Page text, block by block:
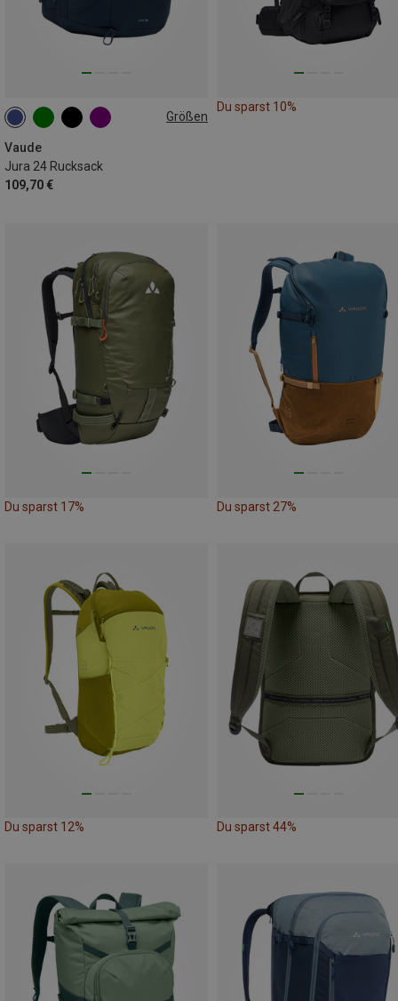
Größen
Vaude
Jura 24 Rucksack
109,70 €
24L
Du sparst 10%
Du sparst 17% Du sparst 27%
Du sparst 12% Du sparst 44%